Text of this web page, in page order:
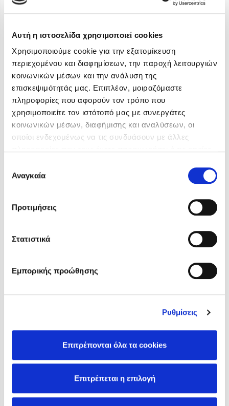
Αυτή η ιστοσελίδα χρησιμοποιεί cookies
Χρησιμοποιούμε cookie για την εξατομίκευση
περιεχομένου και διαφημίσεων, την παροχή λειτουργιών
κοινωνικών μέσων και την ανάλυση της
επισκεψιμότητάς μας. Επιπλέον, μοιραζόμαστε
πληροφορίες που αφορούν τον τρόπο που
χρησιμοποιείτε τον ιστότοπό μας με συνεργάτες
κοινωνικών μέσων, διαφήμισης και αναλύσεων, οι
οποίοι ενδεχομένως να τις συνδυάσουν με άλλες
των υπηρεσιών τους. Αν συνεχίσετε να χρησιμοποιείτε
την ιστοσελίδα μας, συναινείτε στη χρήση των cookies
συγκατάθεσης
Αναγκαία
Προτιμήσεις
Στατιστικά
Εμπορικής προώθησης
Ρυθμίσεις
Επιτρέπονται όλα τα cookies
Επιτρέπεται η επιλογή
Τιμή εκδότη 16.60€
3
Τιμή εκδότη 11.00€
Τιμή dioptra.gr 9.90€